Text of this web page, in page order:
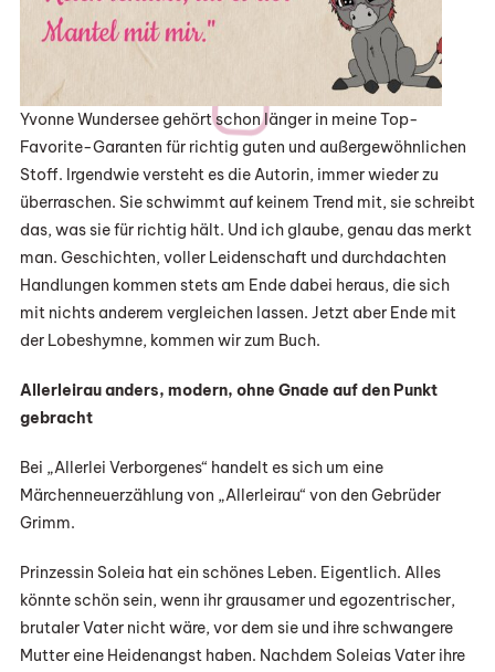
Yvonne Wundersee gehört schon länger in meine Top-
Favorite-Garanten für richtig guten und außergewöhnlichen
Stoff. Irgendwie versteht es die Autorin, immer wieder zu
überraschen. Sie schwimmt auf keinem Trend mit, sie schreibt
das, was sie für richtig hält. Und ich glaube, genau das merkt
man. Geschichten, voller Leidenschaft und durchdachten
Handlungen kommen stets am Ende dabei heraus, die sich
mit nichts anderem vergleichen lassen. Jetzt aber Ende mit
der Lobeshymne, kommen wir zum Buch.
Allerleirau anders, modern, ohne Gnade auf den Punkt
gebracht
Bei „Allerlei Verborgenes“ handelt es sich um eine
Märchenneuerzählung von „Allerleirau“ von den Gebrüder
Grimm.
Prinzessin Soleia hat ein schönes Leben. Eigentlich. Alles
könnte schön sein, wenn ihr grausamer und egozentrischer,
brutaler Vater nicht wäre, vor dem sie und ihre schwangere
Mutter eine Heidenangst haben. Nachdem Soleias Vater ihre